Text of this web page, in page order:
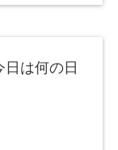
は何の日